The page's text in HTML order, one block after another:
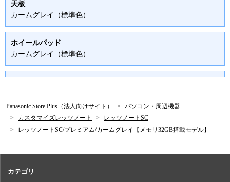
天板
カームグレイ（標準色）
ホイールパッド
カームグレイ（標準色）
バッテリー・関連サービス
バッテリーライフサイクルNAVIなし
4年保証+4年特別保証プレミアム
Panasonic Store Plus（法人向けサイト）
パソコン・周辺機器
カスタマイズレッツノート
レッツノートSC
レッツノートSC/プレミアム/カームグレイ【メモリ32GB搭載モデル】
カテゴリ